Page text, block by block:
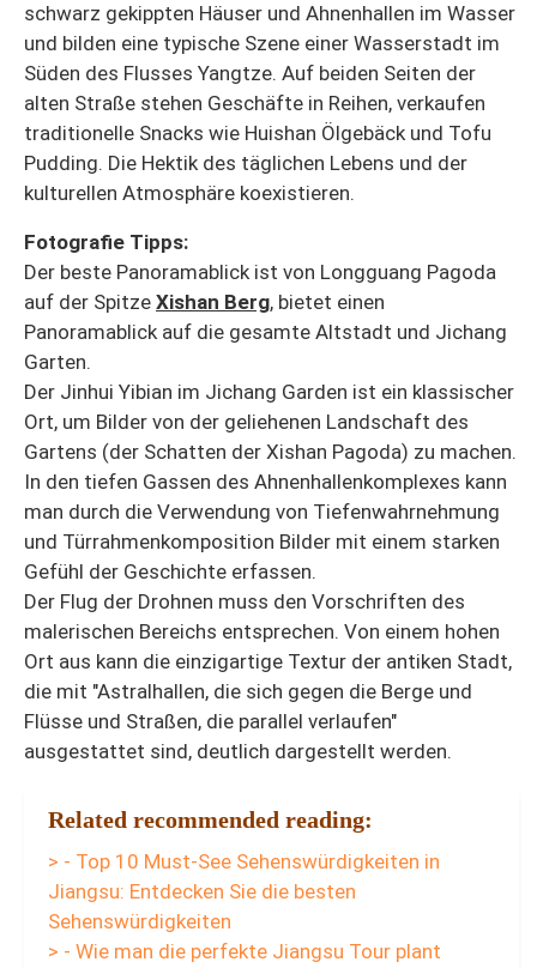
schwarz gekippten Häuser und Ahnenhallen im Wasser
und bilden eine typische Szene einer Wasserstadt im
Süden des Flusses Yangtze. Auf beiden Seiten der
alten Straße stehen Geschäfte in Reihen, verkaufen
traditionelle Snacks wie Huishan Ölgebäck und Tofu
Pudding. Die Hektik des täglichen Lebens und der
kulturellen Atmosphäre koexistieren.
Fotografie Tipps:
Der beste Panoramablick ist von Longguang Pagoda
auf der Spitze Xishan Berg, bietet einen
Panoramablick auf die gesamte Altstadt und Jichang
Garten.
Der Jinhui Yibian im Jichang Garden ist ein klassischer
Ort, um Bilder von der geliehenen Landschaft des
Gartens (der Schatten der Xishan Pagoda) zu machen.
In den tiefen Gassen des Ahnenhallenkomplexes kann
man durch die Verwendung von Tiefenwahrnehmung
und Türrahmenkomposition Bilder mit einem starken
Gefühl der Geschichte erfassen.
Der Flug der Drohnen muss den Vorschriften des
malerischen Bereichs entsprechen. Von einem hohen
Ort aus kann die einzigartige Textur der antiken Stadt,
die mit "Astralhallen, die sich gegen die Berge und
Flüsse und Straßen, die parallel verlaufen"
ausgestattet sind, deutlich dargestellt werden.
Related recommended reading:
> - Top 10 Must-See Sehenswürdigkeiten in
Jiangsu: Entdecken Sie die besten
Sehenswürdigkeiten
> - Wie man die perfekte Jiangsu Tour plant